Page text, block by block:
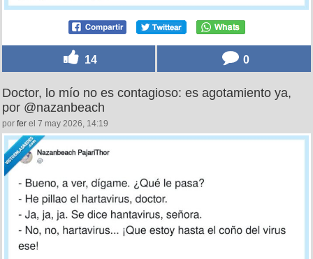
14 0
Doctor, lo mío no es contagioso: es agotamiento ya,
por @nazanbeach
por fer el 7 may 2026, 14:19